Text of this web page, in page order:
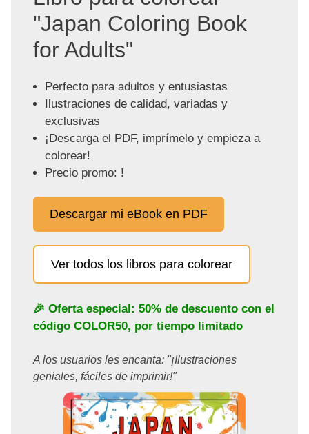
"Japan Coloring Book
for Adults"
Perfecto para adultos y entusiastas
Ilustraciones de calidad, variadas y
exclusivas
¡Descarga el PDF, imprímelo y empieza a
colorear!
Precio promo: !
Descargar mi eBook en PDF
Ver todos los libros para colorear
🎉 Oferta especial: 50% de descuento con el
código COLOR50, por tiempo limitado
A los usuarios les encanta: "¡Ilustraciones
geniales, fáciles de imprimir!"